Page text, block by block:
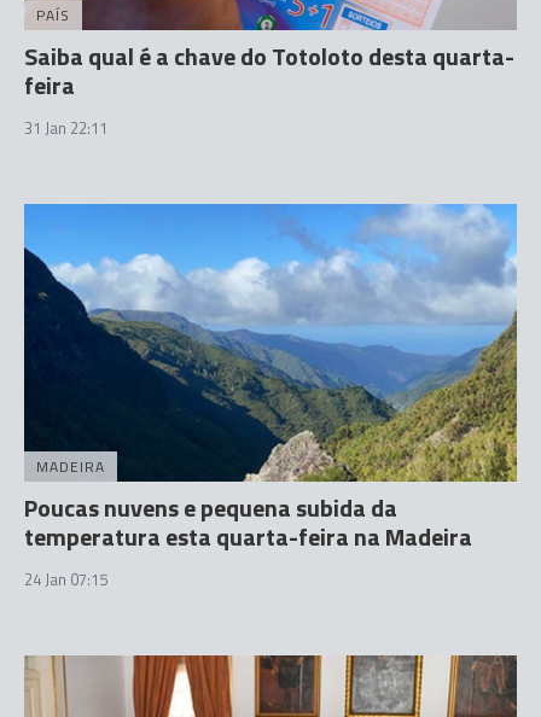
PAÍS
Saiba qual é a chave do Totoloto desta quarta-
feira
31 Jan 22:11
MADEIRA
Poucas nuvens e pequena subida da
temperatura esta quarta-feira na Madeira
24 Jan 07:15